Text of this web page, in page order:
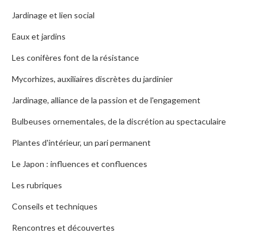
Jardinage et lien social
Eaux et jardins
Les conifères font de la résistance
Mycorhizes, auxiliaires discrètes du jardinier
Jardinage, alliance de la passion et de l'engagement
Bulbeuses ornementales, de la discrétion au spectaculaire
Plantes d'intérieur, un pari permanent
Le Japon : influences et confluences
Les rubriques
Conseils et techniques
Rencontres et découvertes